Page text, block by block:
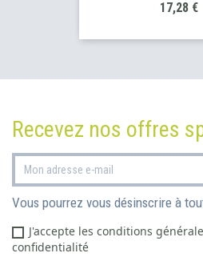
Prix
17,28 €
Recevez nos offres
Vous pourrez vous désinscrire à
J'accepte les conditions
confidentialité